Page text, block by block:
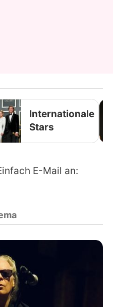
Internationale
Stars
E-Mail an: